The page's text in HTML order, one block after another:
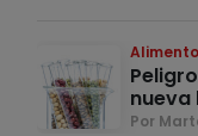
nueva
Por